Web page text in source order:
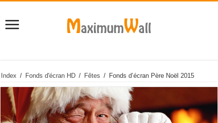
Index / Fonds d'écran HD / Fêtes / Fonds d’écran Père Noël 2015